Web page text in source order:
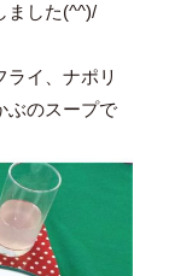
ました(^^)/
イ、ナポリ
ぶのスープで